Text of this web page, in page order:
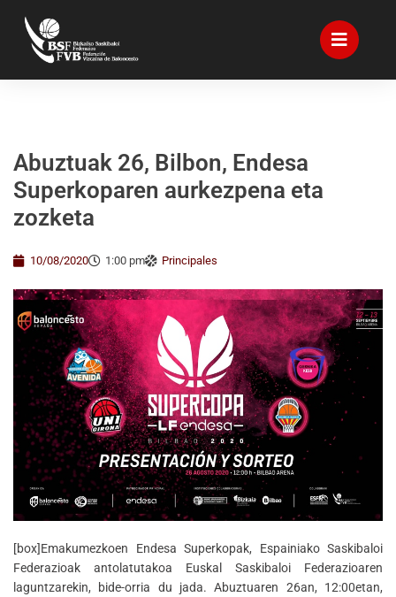
Abuztuak 26, Bilbon, Endesa
Superkoparen aurkezpena eta
zozketa
10/08/2020 1:00 pm Principales
[box]Emakumezkoen Endesa Superkopak, Espainiako Saskibaloi
Federazioak antolatutakoa Euskal Saskibaloi Federazioaren
laguntzarekin, bide-orria du jada. Abuztuaren 26an, 12:00etan,